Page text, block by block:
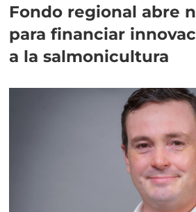
Fondo regional abre
para financiar
a la salmonicultura